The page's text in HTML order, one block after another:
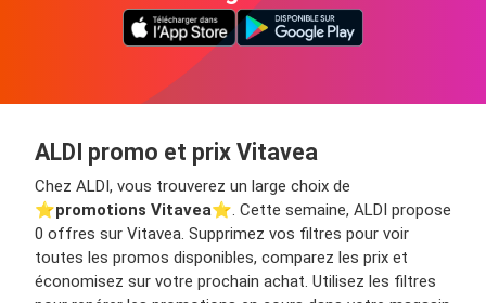
ALDI promo et prix Vitavea
Chez ALDI, vous trouverez un large choix de
⭐️promotions Vitavea⭐️. Cette semaine, ALDI propose
0 offres sur Vitavea. Supprimez vos filtres pour voir
toutes les promos disponibles, comparez les prix et
économisez sur votre prochain achat. Utilisez les filtres